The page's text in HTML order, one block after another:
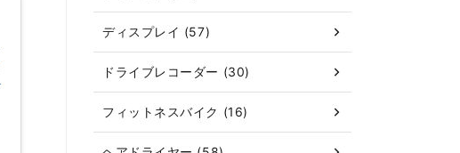
ディスプレイ (57)
ドライブレコーダー (30)
フィットネスバイク (16)